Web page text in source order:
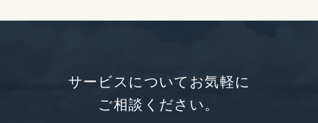
サービスについてお気軽に
ご相談ください。